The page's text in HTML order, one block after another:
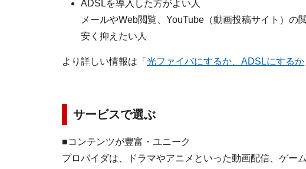
ADSLを導入した方がよい人
メールやWeb閲覧、YouTube（動画投稿サイト）の
安く抑えたい人
より詳しい情報は「 光ファイバにするか、ADSLにするか
サービスで選ぶ
■コンテンツが豊富・ユニーク
プロバイダは、ドラマやアニメといった動画配信、ゲー